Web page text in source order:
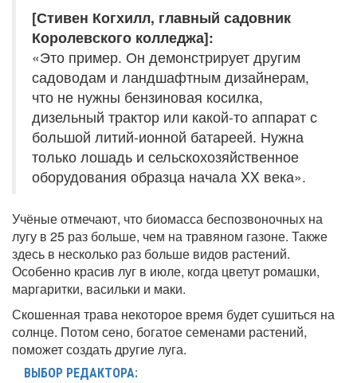
[Стивен Когхилл, главный садовник
Королевского колледжа]:
«Это пример. Он демонстрирует другим
садоводам и ландшафтным дизайнерам,
что не нужны бензиновая косилка,
дизельный трактор или какой-то аппарат с
большой литий-ионной батареей. Нужна
только лошадь и сельскохозяйственное
оборудования образца начала XX века».
Учёные отмечают, что биомасса беспозвоночных на
лугу в 25 раз больше, чем на травяном газоне. Также
здесь в несколько раз больше видов растений.
Особенно красив луг в июле, когда цветут ромашки,
маргаритки, васильки и маки.
Скошенная трава некоторое время будет сушиться на
солнце. Потом сено, богатое семенами растений,
поможет создать другие луга.
ВЫБОР РЕДАКТОРА: